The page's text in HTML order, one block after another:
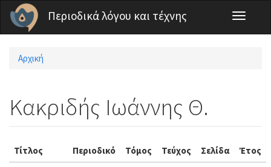
Παράκαμψη προς το κυρίως περιεχόμενο
Περιοδικά λόγου και τέχνης
Toggle
Είστε εδώ
Αρχική
Κακριδής Ιωάννης Θ.
Τίτλος Περιοδικό Τόμος Τεύχος Σελίδα Έτος